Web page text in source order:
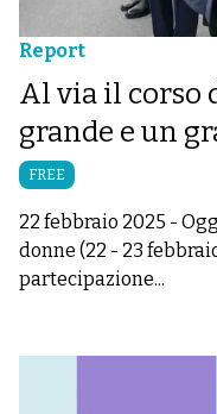
Report
Al via il corso
grande e un
FREE
22 febbraio 2025 -
donne (22 - 23
partecipazione...